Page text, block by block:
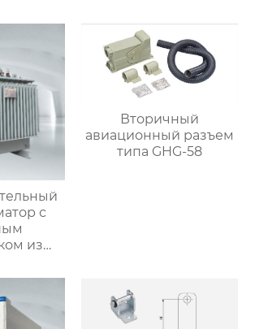
с
из
10 кВ
Вторичный
авиационный разъем
типа GHG-58